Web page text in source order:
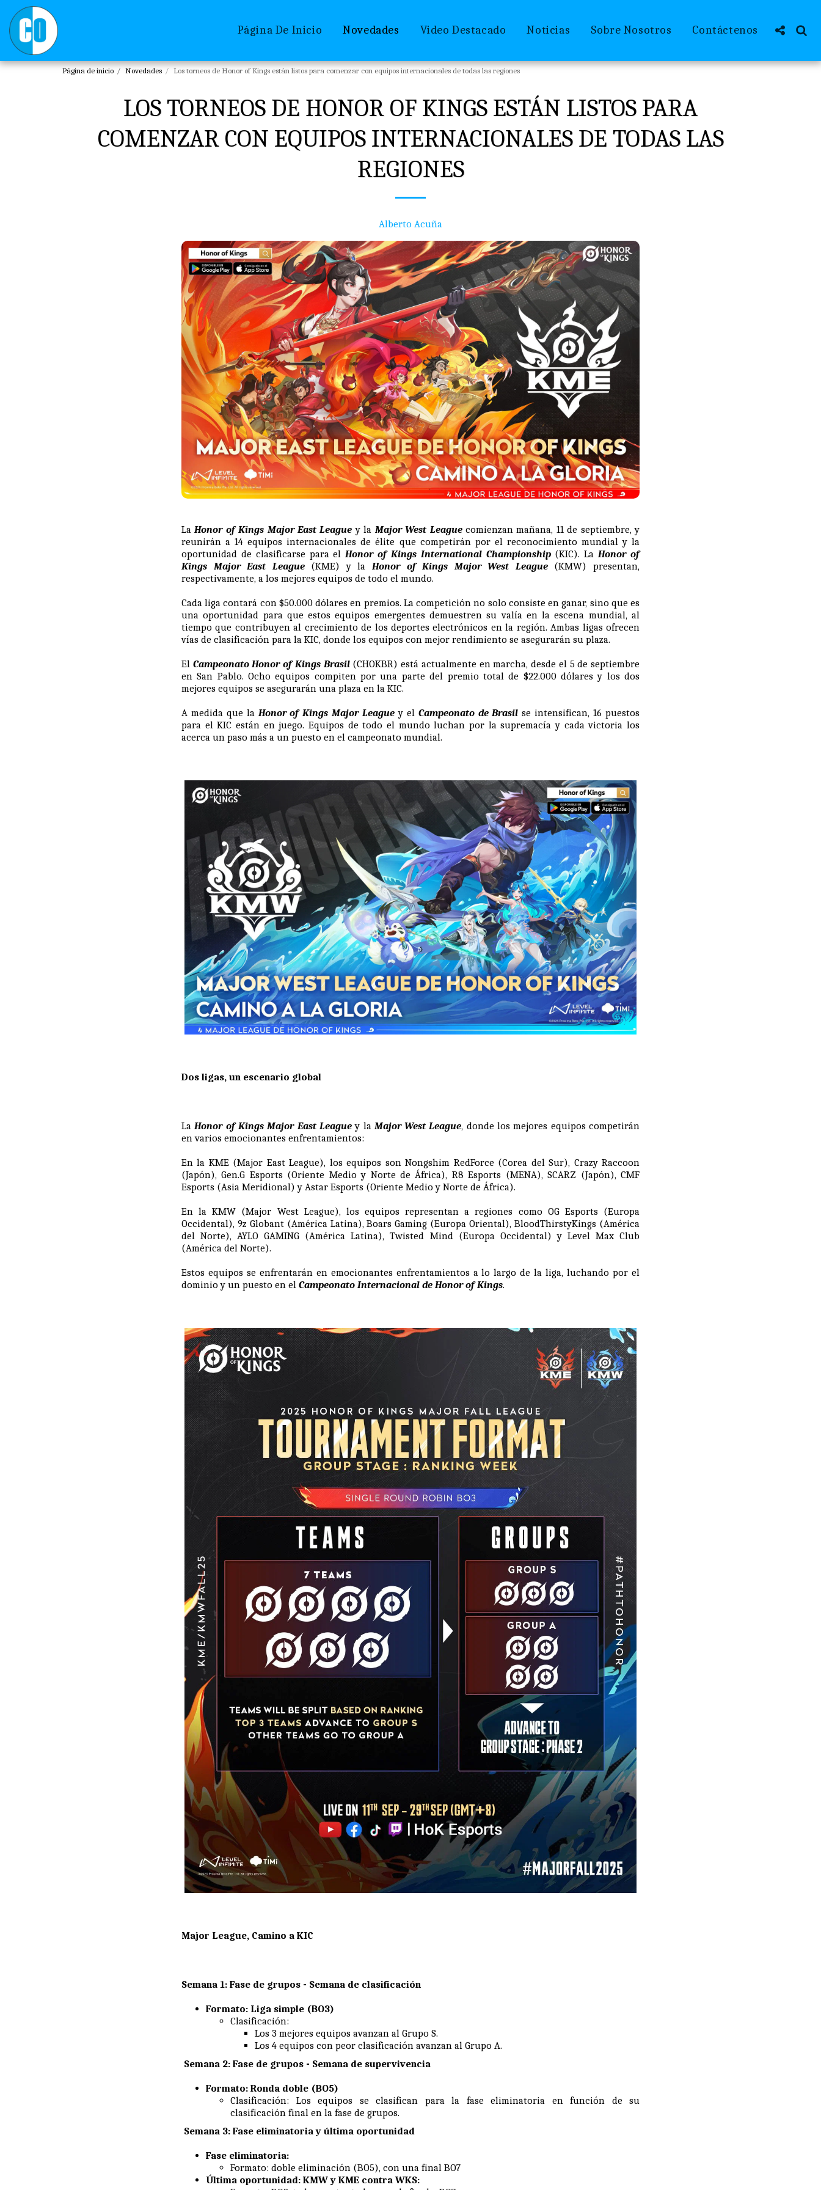
Página De Inicio Novedades Video Destacado Noticias Sobre Nosotros Contáctenos
Página de inicio Novedades Los torneos de Honor of Kings están listos para comenzar con equipos internacionales de todas las regiones
LOS TORNEOS DE HONOR OF KINGS ESTÁN LISTOS PARA
COMENZAR CON EQUIPOS INTERNACIONALES DE TODAS LAS
REGIONES
Alberto Acuña
LaHonor of Kings Major East League y la Major West Leaguecomienzan mañana, 11 de septiembre, y
reunirán a 14 equipos internacionales de élite que competirán por el reconocimiento mundial y la
oportunidad de clasificarse para elHonor of Kings International Championship(KIC). LaHonor of
Kings Major East League(KME) y laHonor of Kings Major West League(KMW) presentan,
respectivamente, a los mejores equipos de todo el mundo.
Cada liga contará con $50.000 dólares en premios. La competición no solo consiste en ganar, sino que es
una oportunidad para que estos equipos emergentes demuestren su valía en la escena mundial, al
tiempo que contribuyen al crecimiento de los deportes electrónicos en la región. Ambas ligas ofrecen
vías de clasificación para la KIC, donde los equipos con mejor rendimiento se asegurarán su plaza.
El Campeonato Honor of Kings Brasil(CHOKBR) está actualmente en marcha, desde el 5 de septiembre
en San Pablo. Ocho equipos compiten por una parte del premio total de $22.000 dólares y los dos
mejores equipos se asegurarán una plaza en la KIC.
A medida que la Honor of Kings Major League y el Campeonato de Brasil se intensifican, 16 puestos
para el KIC están en juego. Equipos de todo el mundo luchan por la supremacía y cada victoria los
acerca un paso más a un puesto en el campeonato mundial.
Dos ligas, un escenario global
LaHonor of Kings Major East Leaguey la Major West League, donde los mejores equipos competirán
en varios emocionantes enfrentamientos:
En la KME (Major East League), los equipos son Nongshim RedForce (Corea del Sur), Crazy Raccoon
(Japón), Gen.G Esports (Oriente Medio y Norte de África), R8 Esports (MENA), SCARZ (Japón), CMF
Esports (Asia Meridional) y Astar Esports (Oriente Medio y Norte de África).
En la KMW (Major West League), los equipos representan a regiones como OG Esports (Europa
Occidental), 9z Globant (América Latina), Boars Gaming (Europa Oriental), BloodThirstyKings (América
del Norte), AYLO GAMING (América Latina), Twisted Mind (Europa Occidental) y Level Max Club
(América del Norte).
Estos equipos se enfrentarán en emocionantes enfrentamientos a lo largo de la liga, luchando por el
dominio y un puesto en el Campeonato Internacional de Honor of Kings.
Major League, Camino a KIC
Semana 1: Fase de grupos - Semana de clasificación
Formato: Liga simple (BO3)
Clasificación:
Los 3 mejores equipos avanzan al Grupo S.
Los 4 equipos con peor clasificación avanzan al Grupo A.
Semana 2: Fase de grupos - Semana de supervivencia
Formato: Ronda doble (BO5)
Clasificación: Los equipos se clasifican para la fase eliminatoria en función de su
clasificación final en la fase de grupos.
Semana 3: Fase eliminatoria y última oportunidad
Fase eliminatoria:
Formato: doble eliminación (BO5), con una final BO7
Última oportunidad: KMW y KME contra WKS: